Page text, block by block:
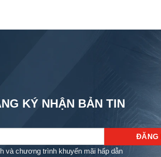
KÝ NHẬN BẢN TIN
và chương trình khuyến mãi hấp dẫn